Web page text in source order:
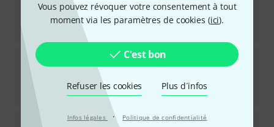
Vous pouvez révoquer votre consentement à tout
moment via les paramètres de cookies (ici).
C'est bon
Refuser les cookies Plus d´infos
Infos légales · Politique de confidentialité
61
Disponible immédiatement
409
Universal AudioApollo Twin X Quad Gen2 AC Pro
Disponible immédiatement
1.679€
Universal AudioSP-1